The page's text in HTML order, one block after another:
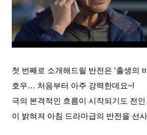
첫 번째로 소개해드릴 반전은 ‘출생의
호우… 처음부터 아주 강력한데요~!
극의 본격적인 흐름이 시작되기도 전
이 밝혀져 아침 드라마급의 반전을 선